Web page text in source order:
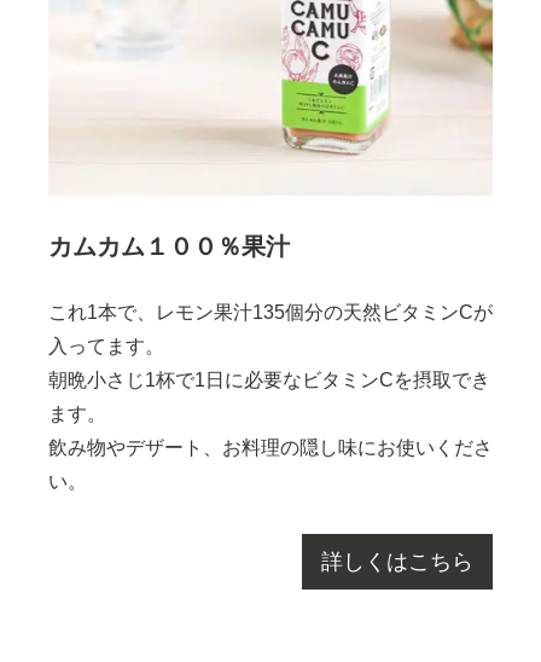
カムカム１００％果汁
これ1本で、レモン果汁135個分の天然ビタミンCが
入ってます。
朝晩小さじ1杯で1日に必要なビタミンCを摂取でき
ます。
飲み物やデザート、お料理の隠し味にお使いくださ
い。
詳しくはこちら